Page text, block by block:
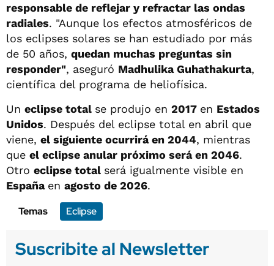
responsable de reflejar y refractar las ondas
radiales. "Aunque los efectos atmosféricos de
los eclipses solares se han estudiado por más
de 50 años, quedan muchas preguntas sin
responder", aseguró Madhulika Guhathakurta,
científica del programa de heliofísica.
Un eclipse total se produjo en 2017 en Estados
Unidos. Después del eclipse total en abril que
viene, el siguiente ocurrirá en 2044, mientras
que el eclipse anular próximo será en 2046.
Otro eclipse total será igualmente visible en
España en agosto de 2026.
Temas
Eclipse
Suscribite al Newsletter